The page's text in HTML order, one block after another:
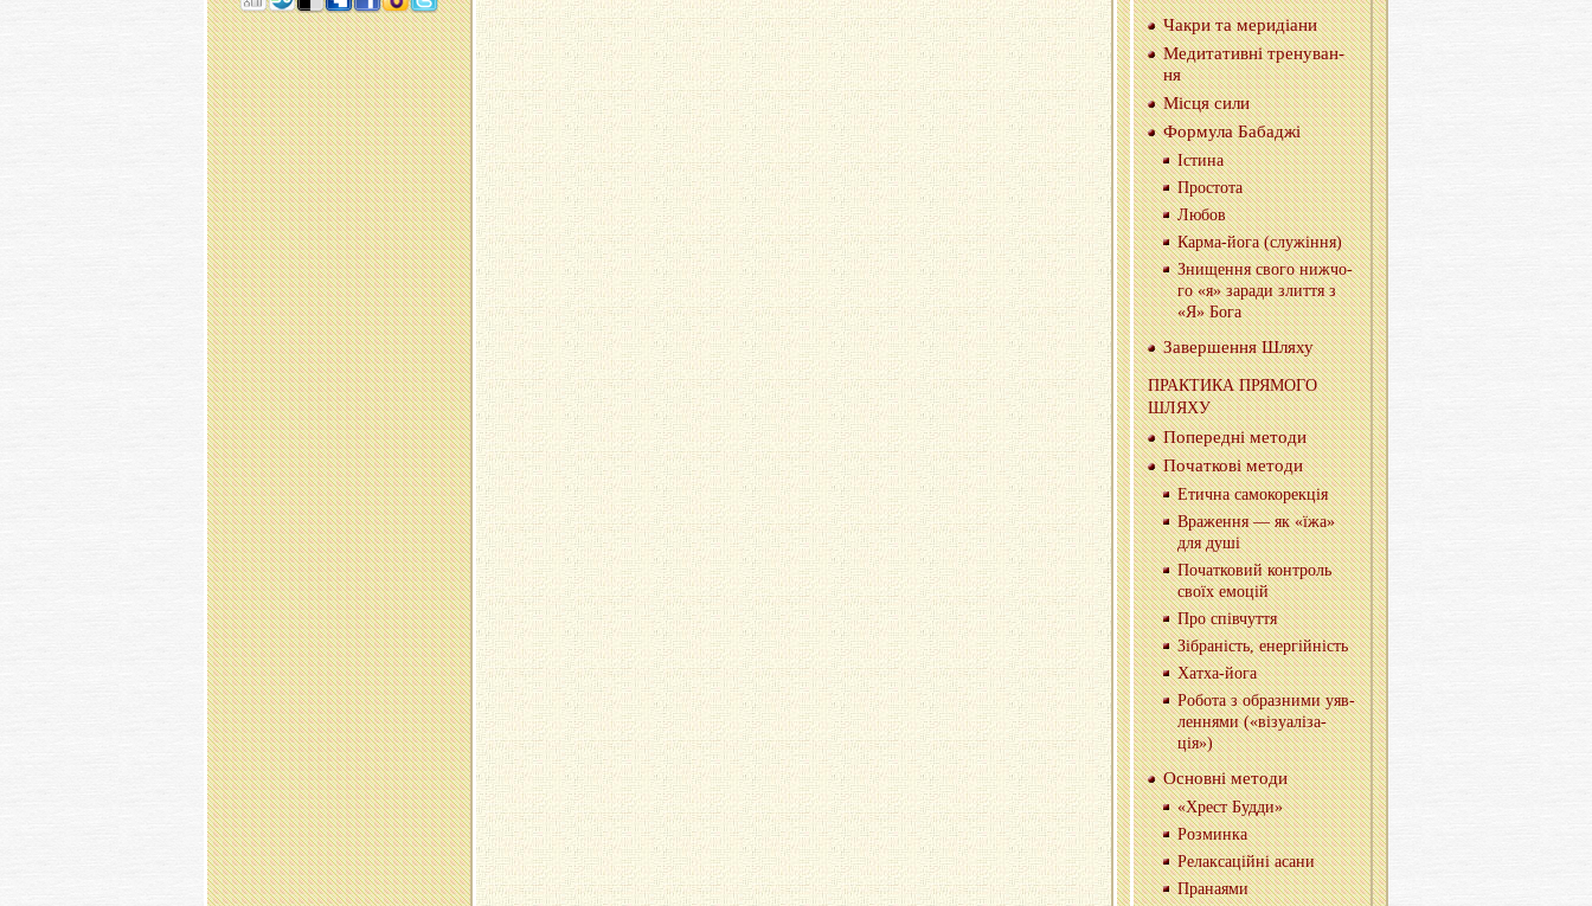
Чакри та ме­ри­ді­а­ни
Ме­ди­та­тив­нi тре­ну­ва­н­
ня
Мiсця сили
Фор­му­ла Ба­ба­джі
Істи­на
Про­сто­та
Любов
Кар­ма-йо­га (слу­жi­н­ня)
Зни­ще­н­ня свого ниж­чо­
го «я» за­ра­ди зли­т­тя з
«Я» Бога
За­вер­ше­н­ня Шляху
ПРА­КТИ­КА ПРЯ­МО­ГО
ШЛЯХУ
По­пе­ре­дні ме­то­ди
По­ча­тко­ві ме­то­ди
Ети­чна са­мо­ко­ре­кція
Вра­же­н­ня — як «їжа»
для душі
По­ча­тко­вий кон­троль
своїх емо­цій
Про спів­чу­т­тя
Зі­бра­ність, енер­гій­ність
Ха­тха-йо­га
Ро­бо­та з обра­зни­ми уяв­
ле­н­ня­ми («ві­зу­а­лі­за­
ція»)
Основ­ні ме­то­ди
«Хрест Будди»
Роз­мин­ка
Ре­ла­кса­цій­ні асани
Пра­на­я­ми